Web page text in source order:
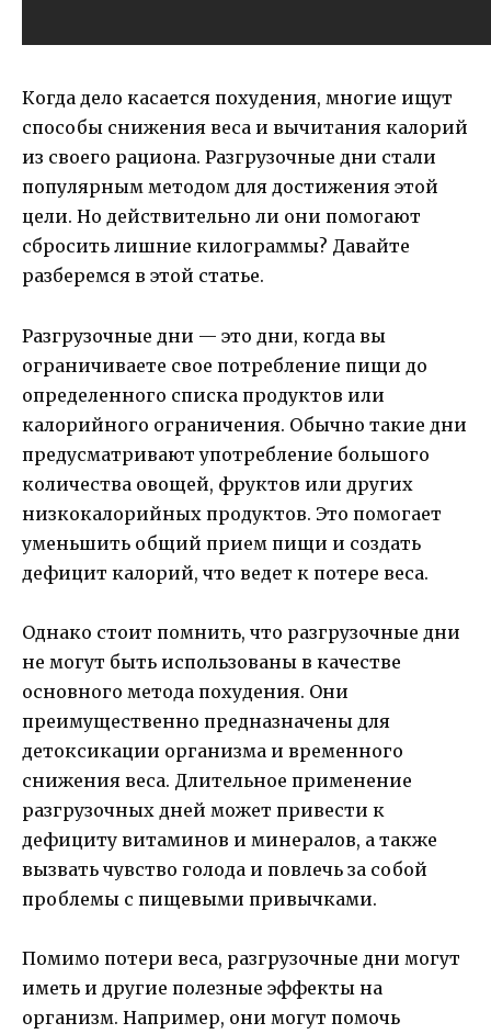
Когда дело касается похудения, многие ищут
способы снижения веса и вычитания калорий
из своего рациона. Разгрузочные дни стали
популярным методом для достижения этой
цели. Но действительно ли они помогают
сбросить лишние килограммы? Давайте
разберемся в этой статье.
Разгрузочные дни — это дни, когда вы
ограничиваете свое потребление пищи до
определенного списка продуктов или
калорийного ограничения. Обычно такие дни
предусматривают употребление большого
количества овощей, фруктов или других
низкокалорийных продуктов. Это помогает
уменьшить общий прием пищи и создать
дефицит калорий, что ведет к потере веса.
Однако стоит помнить, что разгрузочные дни
не могут быть использованы в качестве
основного метода похудения. Они
преимущественно предназначены для
детоксикации организма и временного
снижения веса. Длительное применение
разгрузочных дней может привести к
дефициту витаминов и минералов, а также
вызвать чувство голода и повлечь за собой
проблемы с пищевыми привычками.
Помимо потери веса, разгрузочные дни могут
иметь и другие полезные эффекты на
организм. Например, они могут помочь